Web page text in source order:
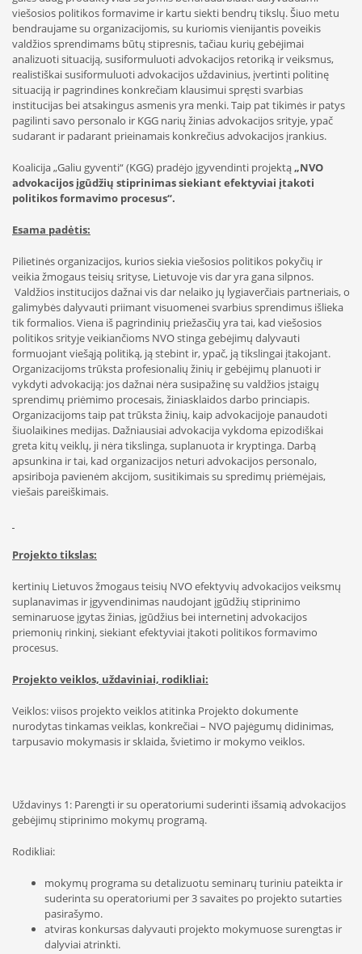
viešosios politikos formavime ir kartu siekti bendrų tikslų. Šiuo metu
bendraujame su organizacijomis, su kuriomis vienijantis poveikis
valdžios sprendimams būtų stipresnis, tačiau kurių gebėjimai
analizuoti situaciją, susiformuluoti advokacijos retoriką ir veiksmus,
realistiškai susiformuluoti advokacijos uždavinius, įvertinti politinę
situaciją ir pagrindines konkrečiam klausimui spręsti svarbias
institucijas bei atsakingus asmenis yra menki. Taip pat tikimės ir patys
pagilinti savo personalo ir KGG narių žinias advokacijos srityje, ypač
sudarant ir padarant prieinamais konkrečius advokacijos įrankius.
Koalicija „Galiu gyventi“ (KGG) pradėjo įgyvendinti projektą„NVO
advokacijos įgūdžių stiprinimas siekiant efektyviai įtakoti
politikos formavimo procesus“.
Esama padėtis:
Pilietinės organizacijos, kurios siekia viešosios politikos pokyčių ir
veikia žmogaus teisių srityse, Lietuvoje vis dar yra gana silpnos.
Valdžios institucijos dažnai vis dar nelaiko jų lygiaverčiais partneriais, o
galimybės dalyvauti priimant visuomenei svarbius sprendimus išlieka
tik formalios. Viena iš pagrindinių priežasčių yra tai, kad viešosios
politikos srityje veikiančioms NVO stinga gebėjimų dalyvauti
formuojant viešąją politiką, ją stebint ir, ypač, ją tikslingai įtakojant.
Organizacijoms trūksta profesionalių žinių ir gebėjimų planuoti ir
vykdyti advokaciją: jos dažnai nėra susipažinę su valdžios įstaigų
sprendimų priėmimo procesais, žiniasklaidos darbo princiapis.
Organizacijoms taip pat trūksta žinių, kaip advokacijoje panaudoti
šiuolaikines medijas. Dažniausiai advokacija vykdoma epizodiškai
greta kitų veiklų, ji nėra tikslinga, suplanuota ir kryptinga. Darbą
apsunkina ir tai, kad organizacijos neturi advokacijos personalo,
apsiriboja pavienėm akcijom, susitikimais su spredimų priėmėjais,
viešais pareiškimais.
Projekto tikslas:
kertinių Lietuvos žmogaus teisių NVO efektyvių advokacijos veiksmų
suplanavimas ir įgyvendinimas naudojant įgūdžių stiprinimo
seminaruose įgytas žinias, įgūdžius bei internetinį advokacijos
priemonių rinkinį, siekiant efektyviai įtakoti politikos formavimo
procesus.
Projekto veiklos, uždaviniai, rodikliai:
Veiklos: viisos projekto veiklos atitinka Projekto dokumente
nurodytas tinkamas veiklas, konkrečiai – NVO pajėgumų didinimas,
tarpusavio mokymasis ir sklaida, švietimo ir mokymo veiklos.
Uždavinys 1: Parengti ir su operatoriumi suderinti išsamią advokacijos
gebėjimų stiprinimo mokymų programą.
Rodikliai:
mokymų programa su detalizuotu seminarų turiniu pateikta ir
suderinta su operatoriumi per 3 savaites po projekto sutarties
pasirašymo.
atviras konkursas dalyvauti projekto mokymuose surengtas ir
dalyviai atrinkti.